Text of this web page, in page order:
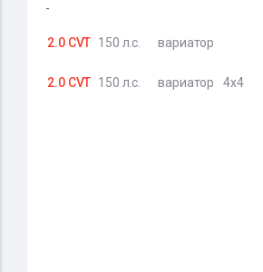
-
2.0 CVT 150 л.с. вариатор
2.0 CVT 150 л.с. вариатор 4x4